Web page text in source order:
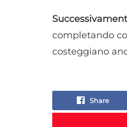
completando
costeggiano
Share